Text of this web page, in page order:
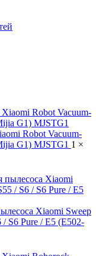
Robot Vacuum-
G1) MJSTG1 1 ×
Xiaomi Sweep
/ S6 Pure / E5 (E502-